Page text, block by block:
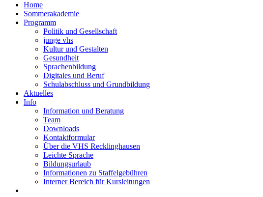
Home
Sommerakademie
Programm
Politik und Gesellschaft
junge vhs
Kultur und Gestalten
Gesundheit
Sprachenbildung
Digitales und Beruf
Schulabschluss und Grundbildung
Aktuelles
Info
Information und Beratung
Team
Downloads
Kontaktformular
Über die VHS Recklinghausen
Leichte Sprache
Bildungsurlaub
Informationen zu Staffelgebühren
Interner Bereich für Kursleitungen